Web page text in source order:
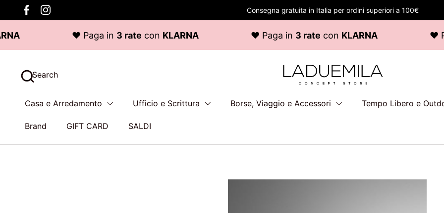
Skip to content
FacebookInstagram
Consegna gratuita in Italia per ordini superiori a 100€
♥ Paga in3 rateconKLARNA ♥ Paga in3 rateconKLARNA ♥ Paga
Search
Casa e Arredamento Ufficio e Scrittura Borse, Viaggio e Accessori Tempo Libero e
Brand GIFT CARD SALDI